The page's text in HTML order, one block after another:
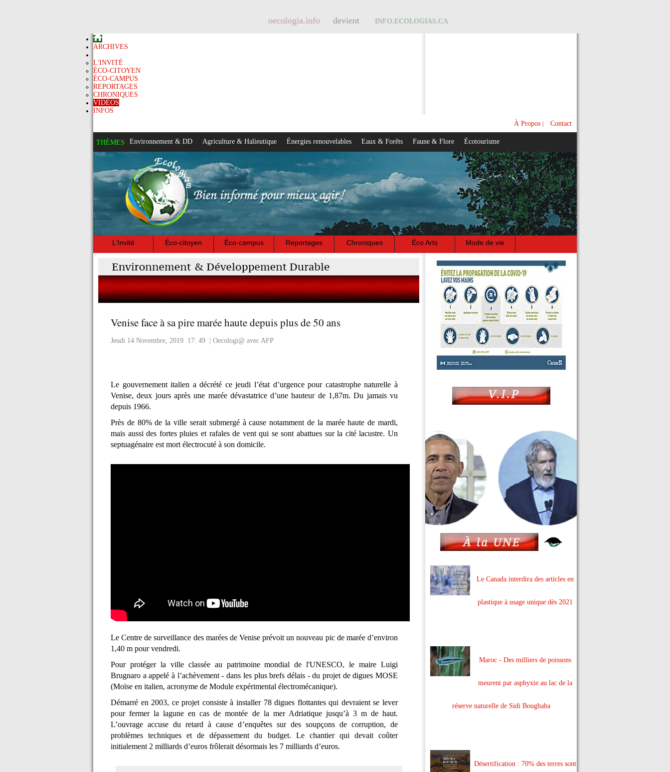
oecologia.info devient INFO.ECOLOGIAS.CA
ARCHIVES
L'INVITÉ
ÉCO-CITOYEN
ÉCO-CAMPUS
REPORTAGES
CHRONIQUES
VIDÉOS
INFOS
À Propos | Contact
THÈMES Environnement & DD Agriculture & Halieutique Énergies renouvelables Eaux & Forêts Faune & Flore Écotourisme
L'Invité Éco-citoyen Éco-campus Reportages Chroniques Éco Arts Mode de vie
Venise face à sa pire marée haute depuis plus de 50 ans
Jeudi 14 Novembre, 2019 17: 49 | Oecologi@ avec AFP
Le gouvernement italien a décrété ce jeudi l’état d’urgence pour catastrophe naturelle à
Venise, deux jours après une marée dévastatrice d’une hauteur de 1,87m. Du jamais vu
depuis 1966.
Près de 80% de la ville serait submergé à cause notamment de la marée haute de mardi,
mais aussi des fortes pluies et rafales de vent qui se sont abattues sur la cité lacustre. Un
septuagénaire est mort électrocuté à son domicile.
Le Centre de surveillance des marées de Venise prévoit un nouveau pic de marée d’environ
1,40 m pour vendredi.
Pour protéger la ville classée au patrimoine mondial de l'UNESCO, le maire Luigi
Brugnaro a appelé à l’achèvement - dans les plus brefs délais - du projet de digues MOSE
(Moïse en italien, acronyme de Module expérimental électromécanique).
Démarré en 2003, ce projet consiste à installer 78 digues flottantes qui devraient se lever
pour fermer la lagune en cas de montée de la mer Adriatique jusqu’à 3 m de haut.
L’ouvrage accuse du retard à cause d’enquêtes sur des soupçons de corruption, de
problèmes techniques et de dépassement du budget. Le chantier qui devait coûter
initialement 2 milliards d’euros frôlerait désormais les 7 milliards d’euros.
Le Canada interdira des articles en
plastique à usage unique dès 2021
Maroc - Des milliers de poissons
meurent par asphyxie au lac de la
réserve naturelle de Sidi Boughaba
Désertification : 70% des terres sont